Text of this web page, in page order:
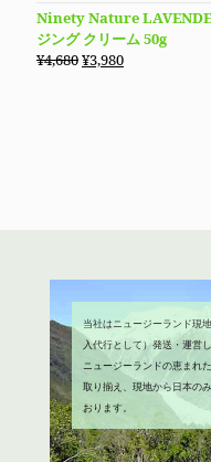
価
価
格
は
の
価
Ninety Nature
ジング クリーム 50g
¥4,680元
¥3,980現
当社はニュージーランド現
入代行として）発送・運営
ニュージーランドの恵まれ
取り揃え、現地から日本の
おります。